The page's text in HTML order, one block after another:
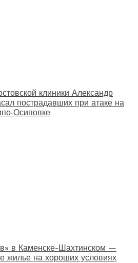
клиники Александр
пострадавших при атаке на
в Каменске-Шахтинском —
жилье на хороших условиях